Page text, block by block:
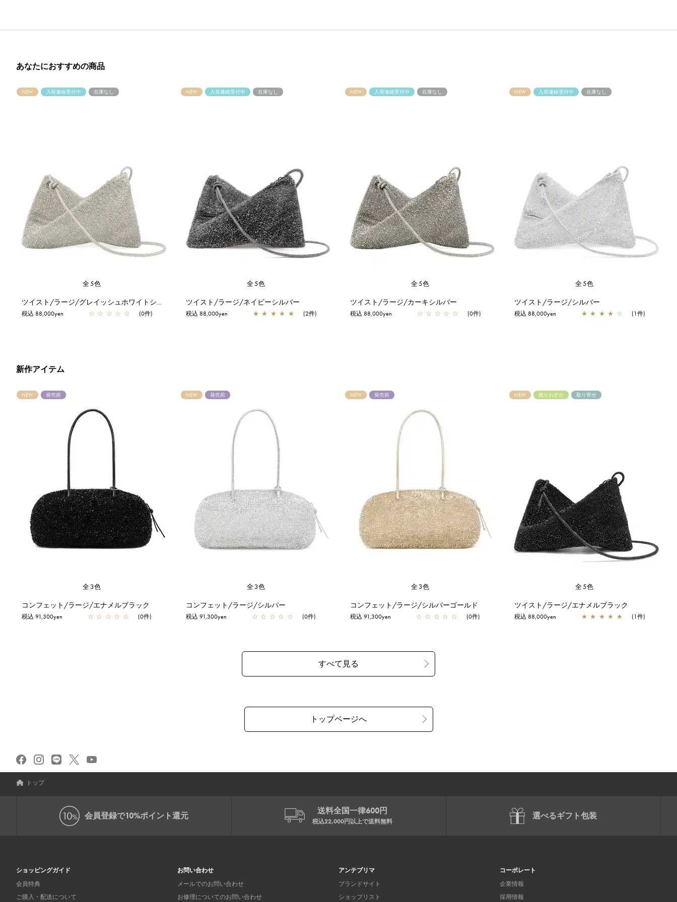
あなたにおすすめの商品
NEW 入荷連絡受付中 在庫なし
全5色
ツイスト/ラージ/グレイッシュホワイトシルバー
税込 88,000yen ☆ ☆ ☆ ☆ ☆ (0件)
NEW 入荷連絡受付中 在庫なし
全5色
ツイスト/ラージ/ネイビーシルバー
税込 88,000yen ★ ★ ★ ★ ★ (2件)
NEW 入荷連絡受付中 在庫なし
全5色
ツイスト/ラージ/カーキシルバー
税込 88,000yen ☆ ☆ ☆ ☆ ☆ (0件)
NEW 入荷連絡受付中 在庫なし
全5色
ツイスト/ラージ/シルバー
税込 88,000yen ★ ★ ★ ★ ☆ (1件)
新作アイテム
NEW 発売前
全3色
コンフェット/ラージ/エナメルブラック
税込 91,300yen ☆ ☆ ☆ ☆ ☆ (0件)
NEW 発売前
全3色
コンフェット/ラージ/シルバー
税込 91,300yen ☆ ☆ ☆ ☆ ☆ (0件)
NEW 発売前
全3色
コンフェット/ラージ/シルバーゴールド
税込 91,300yen ☆ ☆ ☆ ☆ ☆ (0件)
NEW 残りわずか 取り寄せ
全5色
ツイスト/ラージ/エナメルブラック
税込 88,000yen ★ ★ ★ ★ ★ (1件)
トップ
会員登録で10%ポイント還元 送料全国一律600円
税込22,000円以上で送料無料
選べるギフト包装
ショッピングガイド
会員特典
ご購入・配送について
お問い合わせ
メールでのお問い合わせ
お修理についてのお問い合わせ
アンテプリマ
ブランドサイト
ショップリスト
コーポレート
企業情報
採用情報